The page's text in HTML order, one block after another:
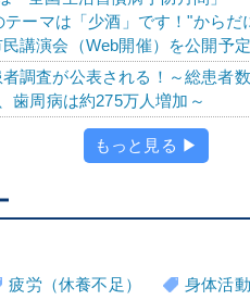
テーマは「少酒」です！"から
講演会（Web開催）を公開予定
調査が公表される！～総患者
歯周病は約275万人増加～
もっと見る ▶
疲労（休養不足）
身体活